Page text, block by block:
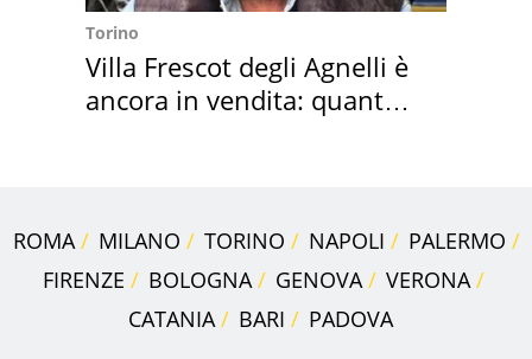
Torino
Villa Frescot degli Agnelli è
ancora in vendita: quanto
ROMA MILANO TORINO NAPOLI
PALERMO
FIRENZE
BOLOGNA GENOVA
VERONA
CATANIA
BARI PADOVA